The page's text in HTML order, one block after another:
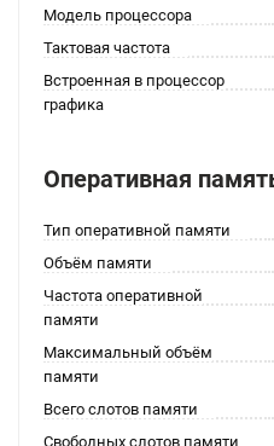
Модель процессора
Тактовая частота
Встроенная в процессор
графика
Оперативная
Тип оперативной памяти
Объём памяти
Частота оперативной
памяти
Максимальный объём
памяти
Всего слотов памяти
Свободных слотов памяти